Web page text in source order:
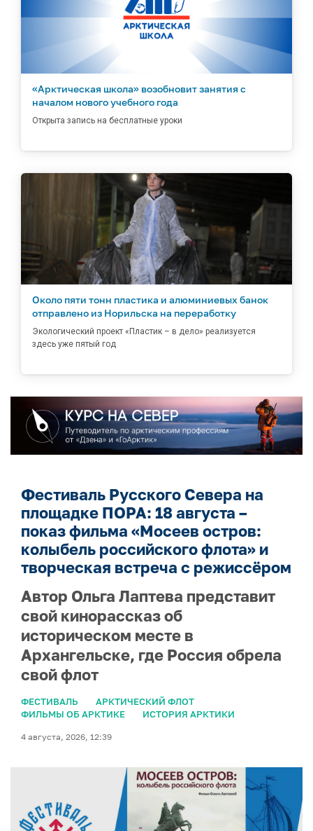
«Арктическая школа» возобновит занятия с
началом нового учебного года
Открыта запись на бесплатные уроки
Около пяти тонн пластика и алюминиевых банок
отправлено из Норильска на переработку
Экологический проект «Пластик – в дело» реализуется
здесь уже пятый год
Фестиваль Русского Севера на
площадке ПОРА: 18 августа –
показ фильма «Мосеев остров:
колыбель российского флота» и
творческая встреча с режиссёром
Автор Ольга Лаптева представит
свой кинорассказ об
историческом месте в
Архангельске, где Россия обрела
свой флот
ФЕСТИВАЛЬ
АРКТИЧЕСКИЙ ФЛОТ
ФИЛЬМЫ ОБ АРКТИКЕ
ИСТОРИЯ АРКТИКИ
4 августа, 2026, 12:39